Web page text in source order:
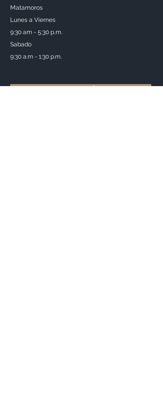
Matamoros
Lunes a Viernes
9:30 am - 5:30 p,m.
Sabado
9:30 a.m - 1:30 p.m.
Reservar ahora